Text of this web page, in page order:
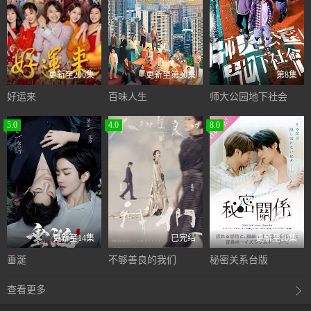
更新至200集
好运来
更新至第30集
百味人生
第8集
师大公园地下社会
5.0
更新至14集
垂涎
4.0
已完结
不够善良的我们
8.0
更新至10集
秘密关系台版
查看更多